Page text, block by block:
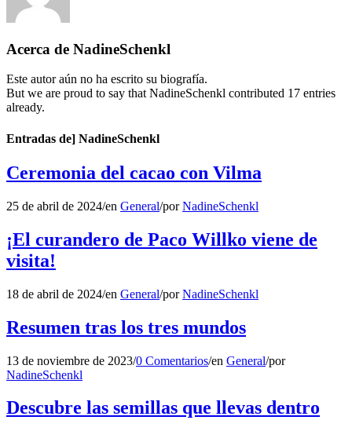
Acerca de NadineSchenkl
Este autor aún no ha escrito su biografía.
But we are proud to say thatNadineSchenkl contributed 17 entries
already.
Entradas de] NadineSchenkl
Ceremonia del cacao con Vilma
25 de abril de 2024/en General/porNadineSchenkl
¡El curandero de Paco Willko viene de
visita!
18 de abril de 2024/en General/porNadineSchenkl
Resumen tras los tres mundos
13 de noviembre de 2023/0 Comentarios/en General/por
NadineSchenkl
Descubre las semillas que llevas dentro